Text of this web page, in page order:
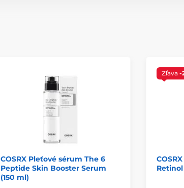
COSRX Pleťové sérum The 6
Peptide Skin Booster Serum
(150 ml)
Zľava -